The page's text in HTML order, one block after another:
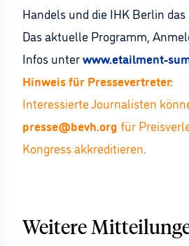
Handels und die IHK Berlin
Das aktuelle Programm,
Infos unterwww.etailment-
Hinweis für Pressevertreter:
Interessierte Journalisten
presse@bevh.org für
Kongress akkreditieren.
Weitere